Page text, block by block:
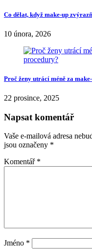
Co dělat, když make-up
10 února, 2026
Proč ženy utrácí méně za
22 prosince, 2025
Napsat komentář
Vaše e-mailová adresa
jsou označeny *
Komentář *
Jméno *